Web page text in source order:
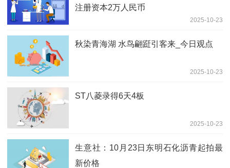
注册资本2万人民币
2025-10-23
秋染青海湖 水鸟翩跹引客来_今日观点
2025-10-23
ST八菱录得6天4板
2025-10-23
生意社：10月23日东明石化沥青起拍最
新价格